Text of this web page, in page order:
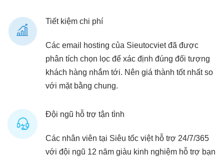
Tiết kiệm chi phí
Các email hosting của Sieutocviet đã được
phân tích chọn lọc để xác định đúng đối tượng
khách hàng nhắm tới. Nên giá thành tốt nhất so
với mặt bằng chung.
Đội ngũ hỗ trợ tận tình
Các nhân viên tại Siêu tốc việt hỗ trợ 24/7/365
với đội ngũ 12 năm giàu kinh nghiệm hỗ trợ bạn